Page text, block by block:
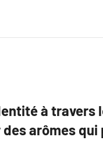
à travers
arômes